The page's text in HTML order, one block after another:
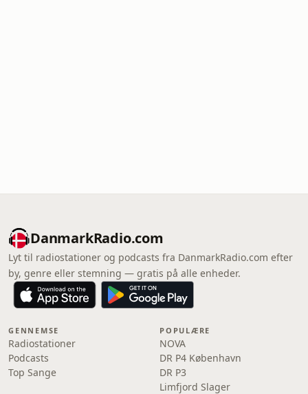
DanmarkRadio.com
Lyt til radiostationer og podcasts fra DanmarkRadio.com efter
by, genre eller stemning — gratis på alle enheder.
GENNEMSE
Radiostationer
Podcasts
Top Sange
POPULÆRE
NOVA
DR P4 København
DR P3
Limfjord Slager